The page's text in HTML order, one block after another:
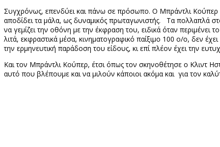
Συγχρόνως, επενδύει και πάνω σε πρόσωπο. Ο Μπράντλι Κούπερ
αποδίδει τα μάλα, ως δυναμικός πρωταγωνιστής. Τα πολλαπλά
να γεμίζει την οθόνη με την έκφραση του, ειδικά όταν
λιτά, εκφραστικά μέσα, κινηματογραφικό παίξιμο 100 ο/ο, δεν
την ερμηνευτική παράδοση του είδους, κι επί πλέον έχει την
Και τον Μπράντλι Κούπερ, έτσι όπως τον σκηνοθέτησε ο Κλιντ
αυτό που βλέπουμε και να μιλούν κάποιοι ακόμα και για τον